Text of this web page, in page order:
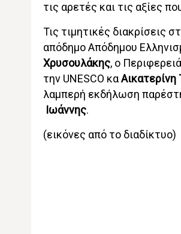
τις αρετές και τις αξίες
Τις τιμητικές διακρίσεις
απόδημο Απόδημου
Χρυσουλάκης, ο
την UNESCO καΑικατερίνη
λαμπερή εκδήλωση
Ιωάννης.
(εικόνες από το διαδίκτυο)